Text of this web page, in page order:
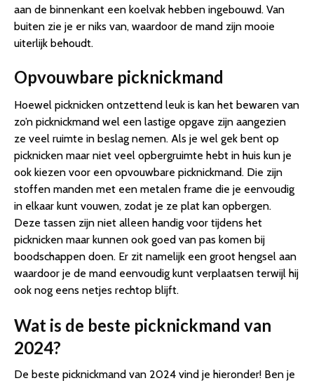
aan de binnenkant een koelvak hebben ingebouwd. Van
buiten zie je er niks van, waardoor de mand zijn mooie
uiterlijk behoudt.
Opvouwbare picknickmand
Hoewel picknicken ontzettend leuk is kan het bewaren van
zo’n picknickmand wel een lastige opgave zijn aangezien
ze veel ruimte in beslag nemen. Als je wel gek bent op
picknicken maar niet veel opbergruimte hebt in huis kun je
ook kiezen voor een opvouwbare picknickmand. Die zijn
stoffen manden met een metalen frame die je eenvoudig
in elkaar kunt vouwen, zodat je ze plat kan opbergen.
Deze tassen zijn niet alleen handig voor tijdens het
picknicken maar kunnen ook goed van pas komen bij
boodschappen doen. Er zit namelijk een groot hengsel aan
waardoor je de mand eenvoudig kunt verplaatsen terwijl hij
ook nog eens netjes rechtop blijft.
Wat is de beste picknickmand van
2024?
De beste picknickmand van 2024 vind je hieronder! Ben je